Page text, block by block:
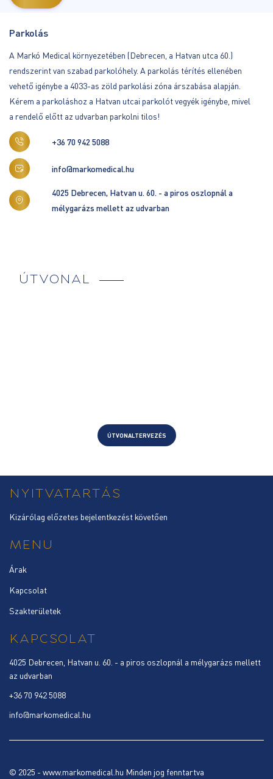
Parkolás
A Markó Medical környezetében (Debrecen, a Hatvan utca 60.)
rendszerint van szabad parkolóhely. A parkolás térítés ellenében
vehető igénybe a 4033-as zöld parkolási zóna árszabása alapján.
Kérem a parkoláshoz a Hatvan utcai parkolót vegyék igénybe, mivel
a rendelő előtt az udvarban parkolni tilos!
+36 70 942 5088
info@markomedical.hu
4025 Debrecen, Hatvan u. 60. - a piros oszlopnál a
mélygarázs mellett az udvarban
ÚTVONAL
ÚTVONALTERVEZÉS
NYITVATARTÁS
Kizárólag előzetes bejelentkezést követően
MENU
Árak
Kapcsolat
Szakterületek
KAPCSOLAT
4025 Debrecen, Hatvan u. 60. - a piros oszlopnál a mélygarázs mellett
az udvarban
+36 70 942 5088
info@markomedical.hu
© 2025 - www.markomedical.hu Minden jog fenntartva